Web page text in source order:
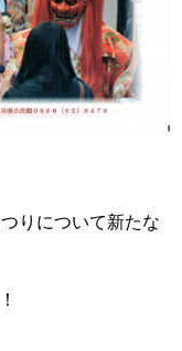
りについて新たな